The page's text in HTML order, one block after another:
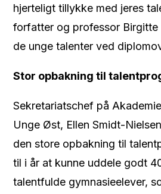
hjerteligt tillykke med jeres
forfatter og professor Birgitte
de unge talenter ved
Stor opbakning til
Sekretariatschef på
Unge Øst, Ellen Smidt-
den store opbakning til
til i år at kunne uddele godt
talentfulde gymnasieelever,